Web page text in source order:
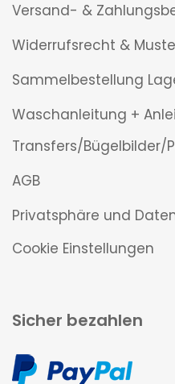
Versand- &
Widerrufsrecht &
Sammelbestellung
Waschanleitung +
Transfers/Bügelbilder/
AGB
Privatsphäre und
Cookie Einstellungen
Sicher bezahlen